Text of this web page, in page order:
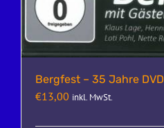
Bergfest – 35 Jahre DVD
€13,00 inkl. MwSt.